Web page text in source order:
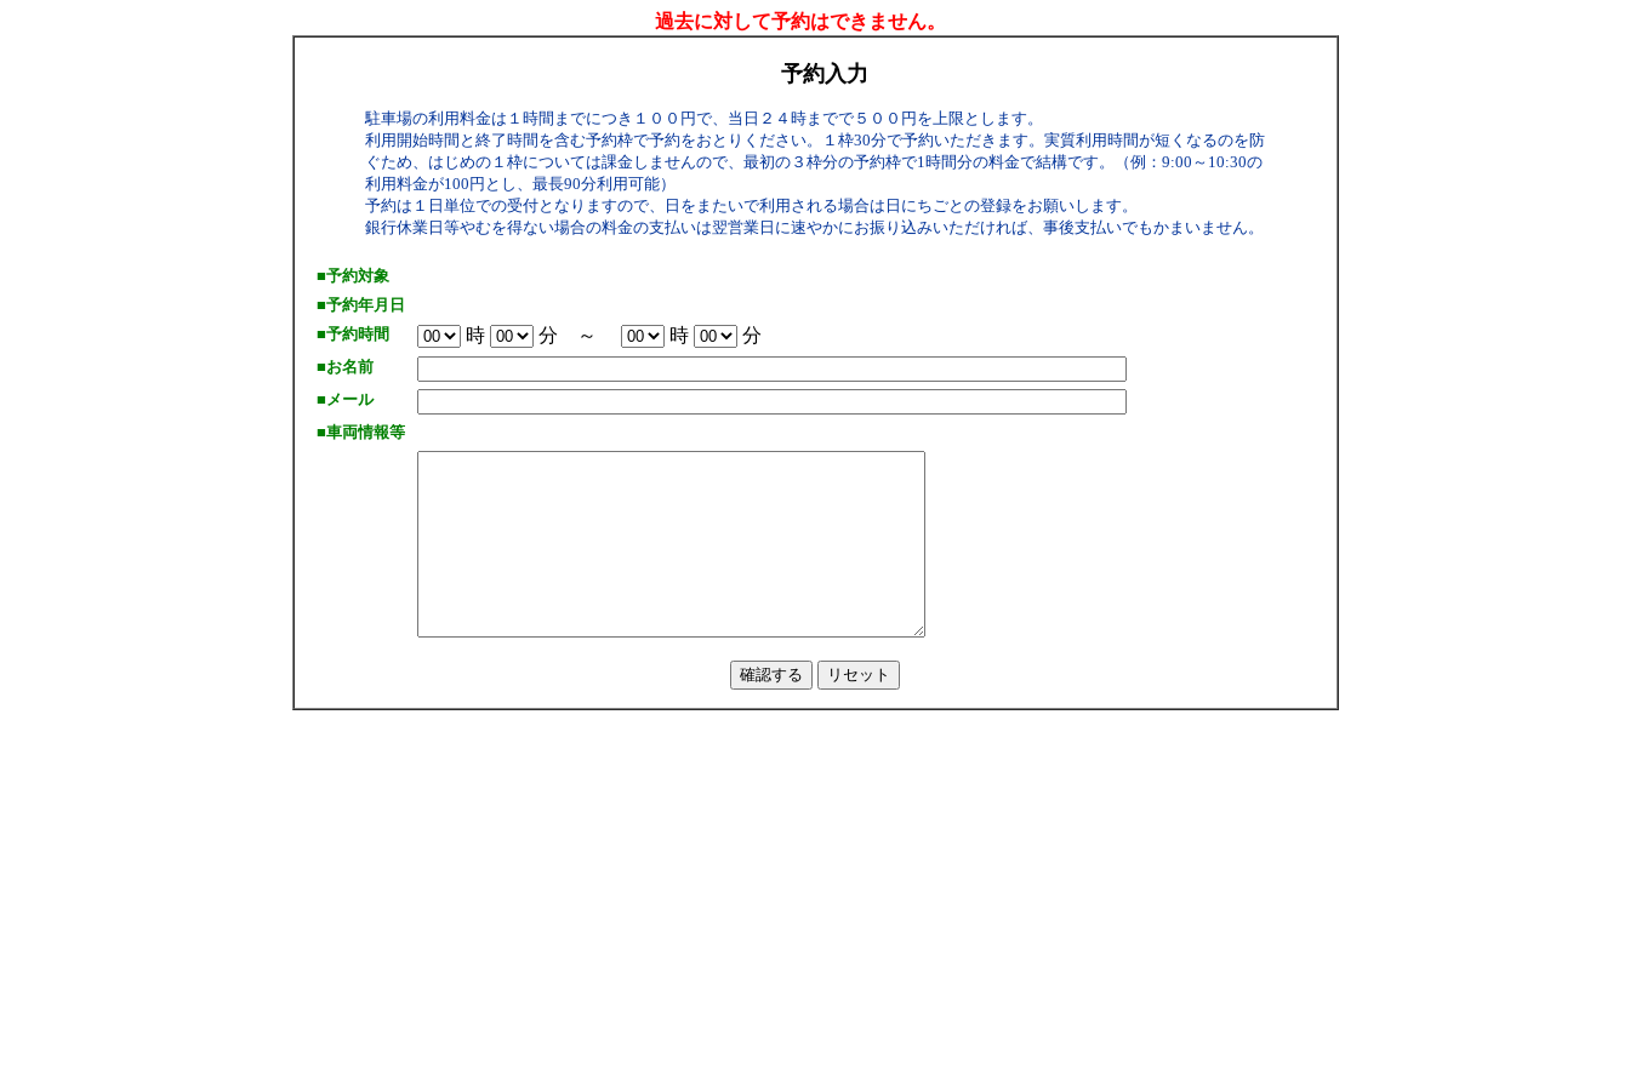
過去に対して予約はできません。
予約入力
駐車場の利用料金は１時間までにつき１００円で、当日２４時までで５００円を上限とします。
利用開始時間と終了時間を含む予約枠で予約をおとりください。１枠30分で予約いただきます。実質利用時間が短くなるのを防
ぐため、はじめの１枠については課金しませんので、最初の３枠分の予約枠で1時間分の料金で結構です。（例：9:00～10:30の
利用料金が100円とし、最長90分利用可能）
予約は１日単位での受付となりますので、日をまたいで利用される場合は日にちごとの登録をお願いします。
銀行休業日等やむを得ない場合の料金の支払いは翌営業日に速やかにお振り込みいただければ、事後支払いでもかまいません。
■予約対象
■予約年月日
■予約時間
時 分 ～ 時 分
■お名前
■メール
■車両情報等